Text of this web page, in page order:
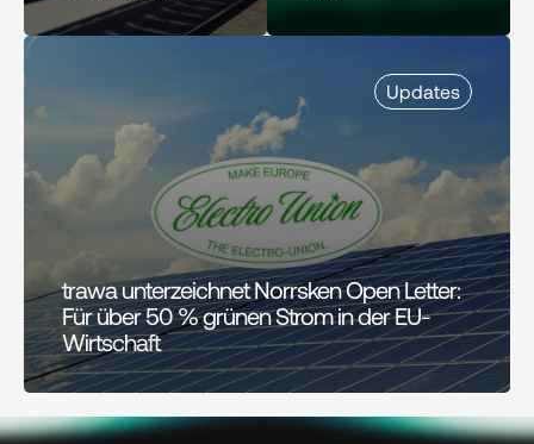
Updates
trawa unterzeichnet Norrsken Open Letter:
Für über 50 % grünen Strom in der EU-
Wirtschaft